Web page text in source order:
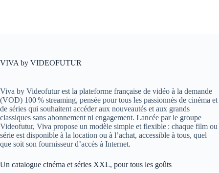
VIVA by VIDEOFUTUR
Viva by Videofutur est la plateforme française de vidéo à la demande
(VOD) 100 % streaming, pensée pour tous les passionnés de cinéma et
de séries qui souhaitent accéder aux nouveautés et aux grands
classiques sans abonnement ni engagement. Lancée par le groupe
Videofutur, Viva propose un modèle simple et flexible : chaque film ou
série est disponible à la location ou à l’achat, accessible à tous, quel
que soit son fournisseur d’accès à Internet.
Un catalogue cinéma et séries XXL, pour tous les goûts